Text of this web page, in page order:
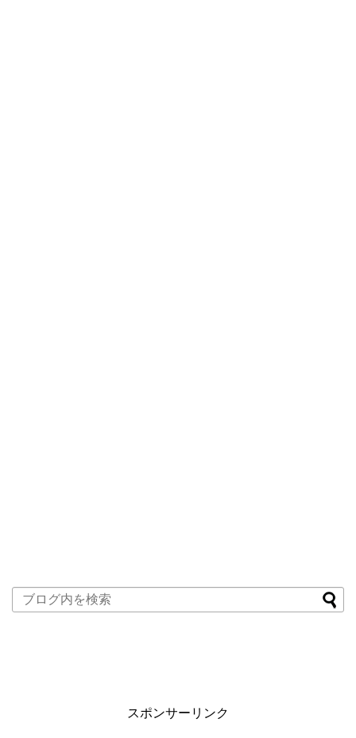
スポンサーリンク